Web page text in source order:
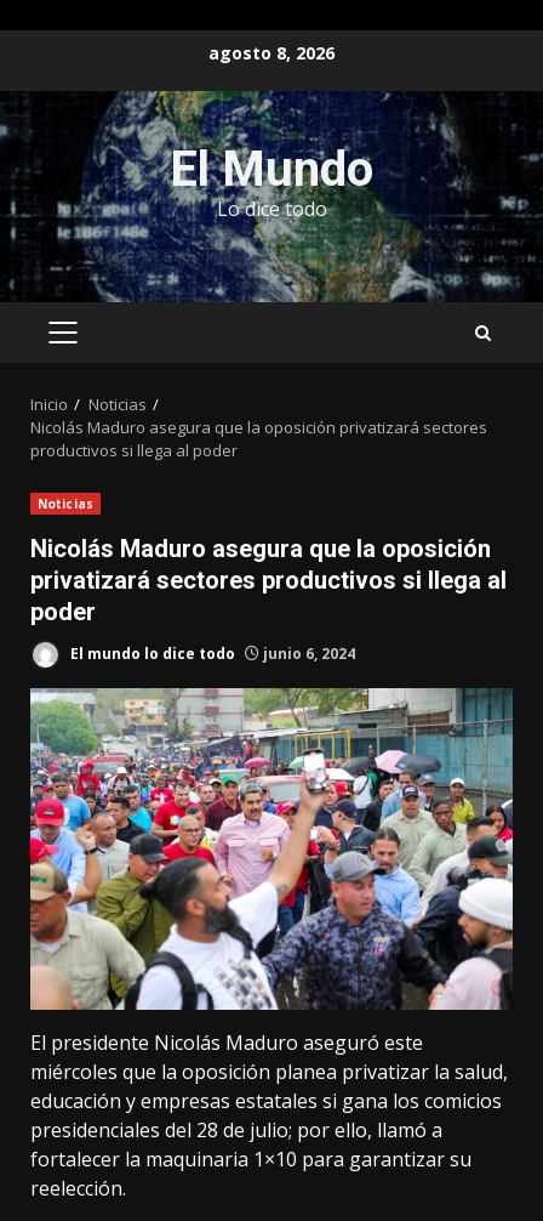
contenido
agosto 8, 2026
El Mundo
Lo dice todo
MENÚ
Inicio
Noticias
Nicolás Maduro asegura que la oposición privatizará sectores
productivos si llega al poder
Noticias
Nicolás Maduro asegura que la oposición
privatizará sectores productivos si llega al
poder
El mundo lo dice todo junio 6, 2024
El presidente Nicolás Maduro aseguró este
miércoles que la oposición planea privatizar la salud,
educación y empresas estatales si gana los comicios
presidenciales del 28 de julio; por ello, llamó a
fortalecer la maquinaria 1×10 para garantizar su
reelección.